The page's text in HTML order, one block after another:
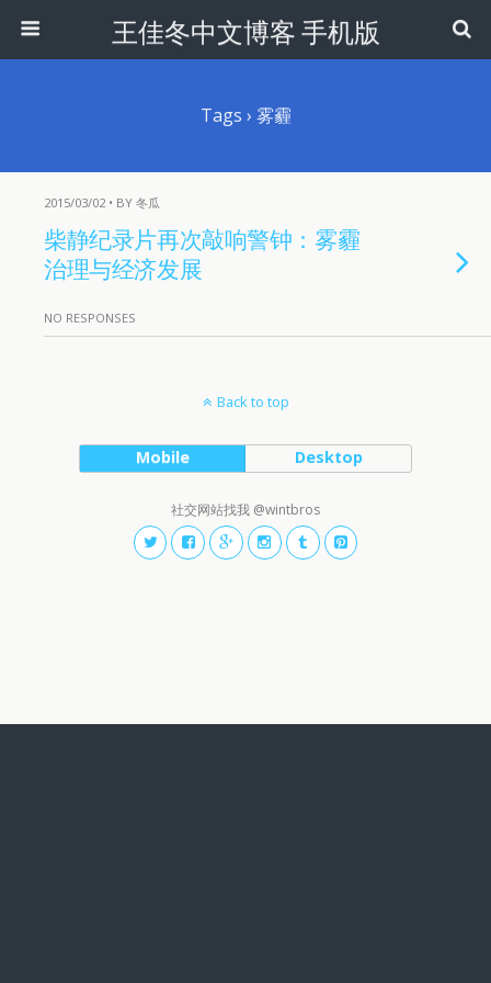
王佳冬中文博客 手机版
Tags › 雾霾
2015/03/02 • BY 冬瓜
柴静纪录片再次敲响警钟：雾霾
治理与经济发展
NO RESPONSES
Back to top
Mobile Desktop
社交网站找我 @wintbros